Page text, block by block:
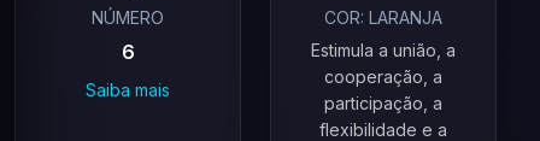
NÚMERO
6
Saiba mais
COR: LARANJA
Estimula a união, a
cooperação, a
participação, a
flexibilidade e a